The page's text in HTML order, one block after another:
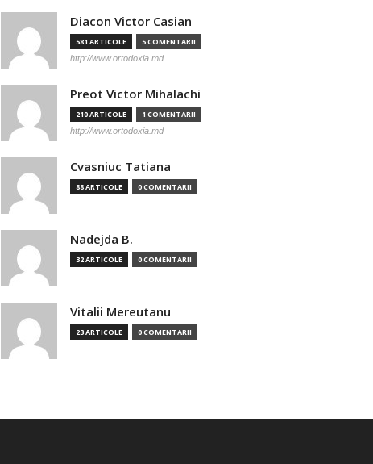
Diacon Victor Casian
581 ARTICOLE 5 COMENTARII
http://www.ortodoxia.md
Preot Victor Mihalachi
210 ARTICOLE 1 COMENTARII
http://www.ortodoxia.md
Cvasniuc Tatiana
88 ARTICOLE 0 COMENTARII
Nadejda B.
32 ARTICOLE 0 COMENTARII
Vitalii Mereutanu
23 ARTICOLE 0 COMENTARII